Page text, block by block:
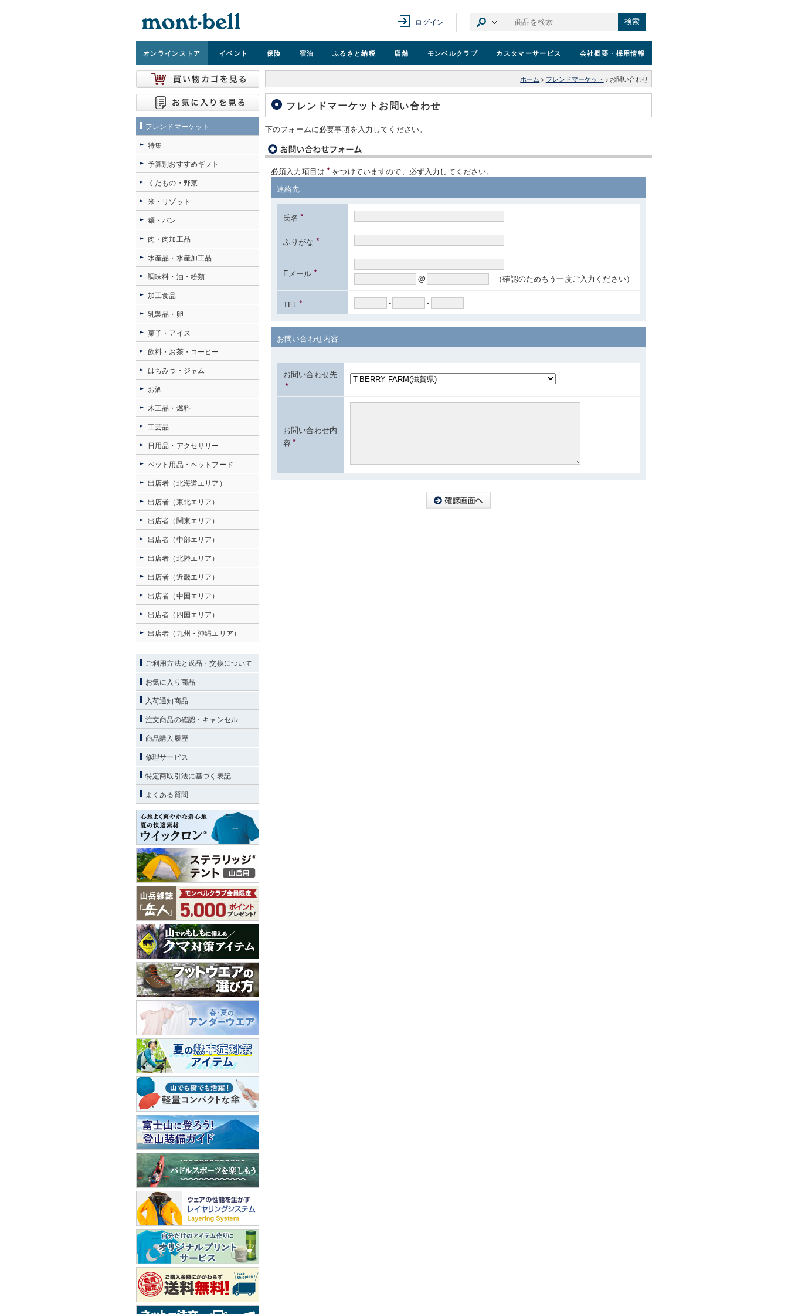
ログイン 検索
オンラインストア イベント 保険 宿泊 ふるさと納税 店舗 モンベルクラブ カスタマーサービス 会社概要 ・採用情報
ホーム > フレンドマーケット > お問い合わせ
フレンドマーケットお問い合わせ
下のフォームに必要事項を入力してください。
必須入力項目は * をつけていますので、必ず入力してください。
連絡先
氏名 *
ふりがな *
Eメール * @ （確認のためもう一度ご入力ください）
TEL* - -
お問い合わせ内容
お問い合わせ先
*
お問い合わせ内
容 *
フレンドマーケット
特集
予算別おすすめギフト
くだもの・野菜
米・リゾット
麺・パン
肉・肉加工品
水産品・水産加工品
調味料・油・粉類
加工食品
乳製品・卵
菓子・アイス
飲料・お茶・コーヒー
はちみつ・ジャム
お酒
木工品・燃料
工芸品
日用品・アクセサリー
ペット用品・ペットフード
出店者（北海道エリア）
出店者（東北エリア）
出店者（関東エリア）
出店者（中部エリア）
出店者（北陸エリア）
出店者（近畿エリア）
出店者（中国エリア）
出店者（四国エリア）
出店者（九州・沖縄エリア）
ご利用方法と返品・交換について
お気に入り商品
入荷通知商品
注文商品の確認・キャンセル
商品購入履歴
修理サービス
特定商取引法に基づく表記
よくある質問